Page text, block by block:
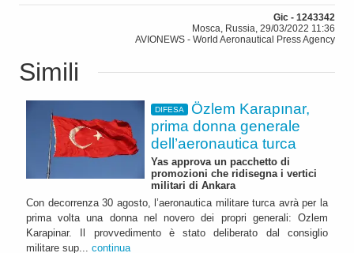
Gic - 1243342
Mosca, Russia, 29/03/2022 11:36
AVIONEWS - World Aeronautical Press Agency
Simili
DIFESA
Özlem Karapınar,
prima donna generale
dell’aeronautica turca
Yas approva un pacchetto di
promozioni che ridisegna i vertici
militari di Ankara
Con decorrenza 30 agosto, l’aeronautica militare turca avrà per la
prima volta una donna nel novero dei propri generali: Ozlem
Karapinar. Il provvedimento è stato deliberato dal consiglio
militare sup... continua